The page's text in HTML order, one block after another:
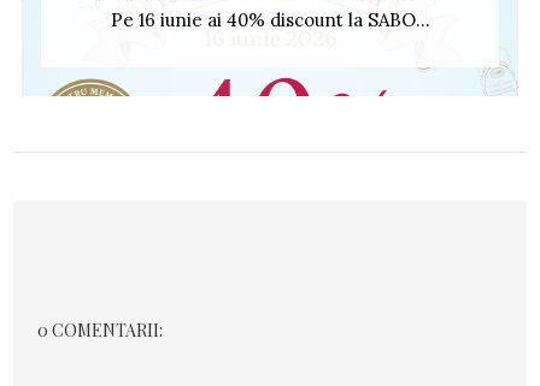
Pe 16 iunie ai 40% discount la SABO...
0 COMENTARII: